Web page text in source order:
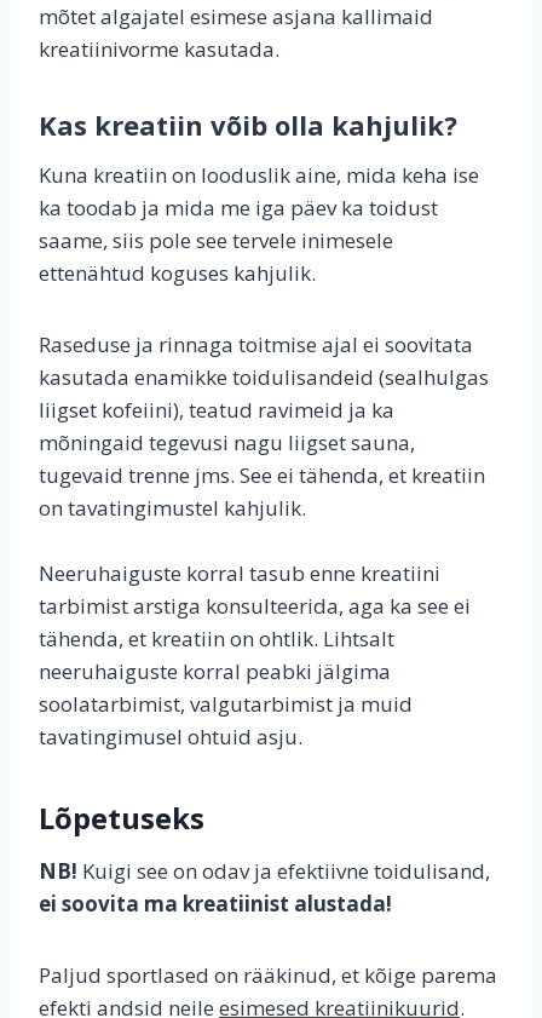
mõtet algajatel esimese asjana kallimaid
kreatiinivorme kasutada.
Kas kreatiin võib olla kahjulik?
Kuna kreatiin on looduslik aine, mida keha ise
ka toodab ja mida me iga päev ka toidust
saame, siis pole see tervele inimesele
ettenähtud koguses kahjulik.
Raseduse ja rinnaga toitmise ajal ei soovitata
kasutada enamikke toidulisandeid (sealhulgas
liigset kofeiini), teatud ravimeid ja ka
mõningaid tegevusi nagu liigset sauna,
tugevaid trenne jms. See ei tähenda, et kreatiin
on tavatingimustel kahjulik.
Neeruhaiguste korral tasub enne kreatiini
tarbimist arstiga konsulteerida, aga ka see ei
tähenda, et kreatiin on ohtlik. Lihtsalt
neeruhaiguste korral peabki jälgima
soolatarbimist, valgutarbimist ja muid
tavatingimusel ohtuid asju.
Lõpetuseks
NB! Kuigi see on odav ja efektiivne toidulisand,
ei soovita ma kreatiinist alustada!
Paljud sportlased on rääkinud, et kõige parema
efekti andsid neile esimesed kreatiinikuurid.